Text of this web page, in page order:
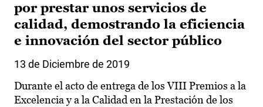
por prestar unos servicios de
calidad, demostrando la eficiencia
e innovación del sector público
13 de Diciembre de 2019
Durante el acto de entrega de los VIII Premios a la
Excelencia y a la Calidad en la Prestación de los